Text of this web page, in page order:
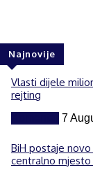
Najnovije
Vlasti dijele
rejting
7
BiH postaje
centralno mjesto